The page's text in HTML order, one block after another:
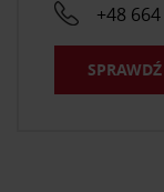
+48
SPRAWDŹ